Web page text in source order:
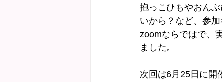
抱っこひもやおん
いから？など、参
zoomならではで、
ました。
次回は6月25日に開